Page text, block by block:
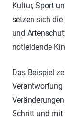
Kultur, Sport
setzen sich
und
notleidende
Das Beispiel
Verantwortung
Schritt und mit